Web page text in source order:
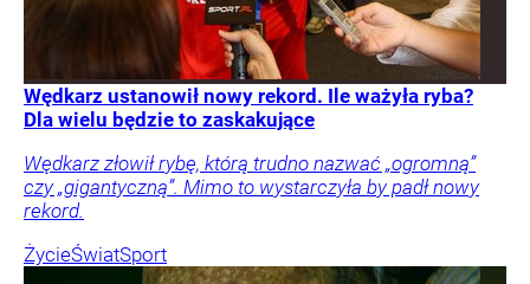
Wędkarz ustanowił nowy rekord. Ile ważyła ryba?
Dla wielu będzie to zaskakujące
Wędkarz złowił rybę, którą trudno nazwać „ogromną”
czy „gigantyczną”. Mimo to wystarczyła by padł nowy
rekord.
ŻycieŚwiatSport